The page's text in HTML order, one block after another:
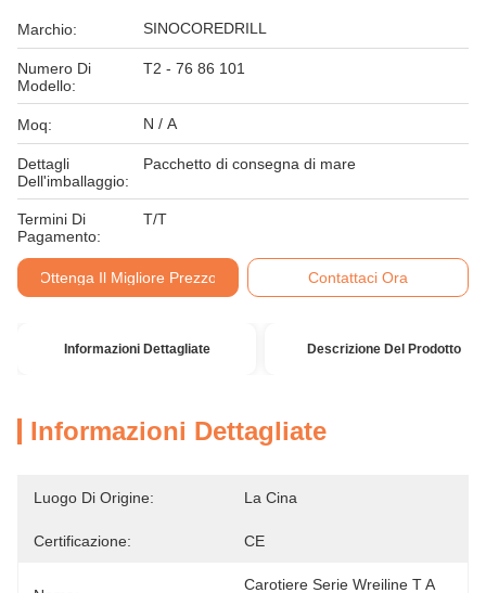
Marchio: SINOCOREDRILL
Numero Di
Modello:
T2 - 76 86 101
Moq: N / A
Dettagli
Dell'imballaggio:
Pacchetto di consegna di mare
Termini Di
Pagamento:
T/T
Ottenga Il Migliore Prezzo Contattaci Ora
Informazioni Dettagliate Descrizione Del Prodotto
Informazioni Dettagliate
Luogo Di Origine: La Cina
Certificazione: CE
Carotiere Serie Wreiline T A